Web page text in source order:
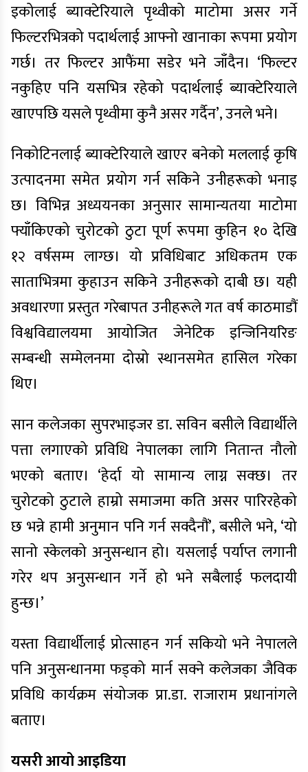
इकोलाई ब्याक्टेरियाले पृथ्वीको माटोमा असर गर्ने
फिल्टरभित्रको पदार्थलाई आफ्नो खानाका रूपमा प्रयोग
गर्छ। तर फिल्टर आफैंमा सडेर भने जाँदैन। ‘फिल्टर
नकुहिए पनि यसभित्र रहेको पदार्थलाई ब्याक्टेरियाले
खाएपछि यसले पृथ्वीमा कुनै असर गर्दैन’, उनले भने।
निकोटिनलाई ब्याक्टेरियाले खाएर बनेको मललाई कृषि
उत्पादनमा समेत प्रयोग गर्न सकिने उनीहरूको भनाइ
छ। विभिन्न अध्ययनका अनुसार सामान्यतया माटोमा
फ्याँकिएको चुरोटको ठुटा पूर्ण रूपमा कुहिन १० देखि
१२ वर्षसम्म लाग्छ। यो प्रविधिबाट अधिकतम एक
साताभित्रमा कुहाउन सकिने उनीहरूको दाबी छ। यही
अवधारणा प्रस्तुत गरेबापत उनीहरूले गत वर्ष काठमाडौं
विश्वविद्यालयमा आयोजित जेनेटिक इन्जिनियरिङ
सम्बन्धी सम्मेलनमा दोस्रो स्थानसमेत हासिल गरेका
थिए।
सान कलेजका सुपरभाइजर डा. सविन बसीले विद्यार्थीले
पत्ता लगाएको प्रविधि नेपालका लागि नितान्त नौलो
भएको बताए। ‘हेर्दा यो सामान्य लाग्न सक्छ। तर
चुरोटको ठुटाले हाम्रो समाजमा कति असर पारिरहेको
छ भन्ने हामी अनुमान पनि गर्न सक्दैनौं’, बसीले भने, ‘यो
सानो स्केलको अनुसन्धान हो। यसलाई पर्याप्त लगानी
गरेर थप अनुसन्धान गर्ने हो भने सबैलाई फलदायी
हुन्छ।’
यस्ता विद्यार्थीलाई प्रोत्साहन गर्न सकियो भने नेपालले
पनि अनुसन्धानमा फड्को मार्न सक्ने कलेजका जैविक
प्रविधि कार्यक्रम संयोजक प्रा.डा. राजाराम प्रधानांगले
बताए।
यसरी आयो आइडिया